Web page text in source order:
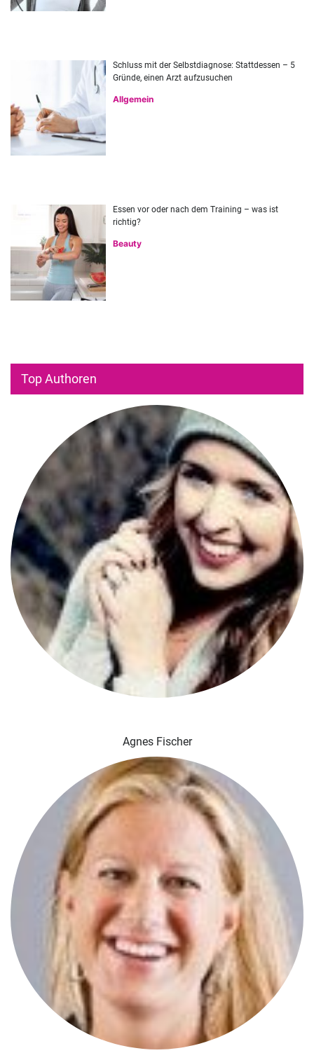
Schluss mit der Selbstdiagnose: Stattdessen – 5
Gründe, einen Arzt aufzusuchen
Allgemein
Essen vor oder nach dem Training – was ist
richtig?
Beauty
Top Authoren
Agnes Fischer